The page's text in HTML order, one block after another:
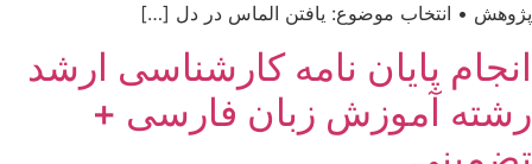
پژوهش • انتخاب موضوع: یافتن الماس در دل […]
انجام پایان نامه کارشناسی ارشد
رشته آموزش زبان فارسی +